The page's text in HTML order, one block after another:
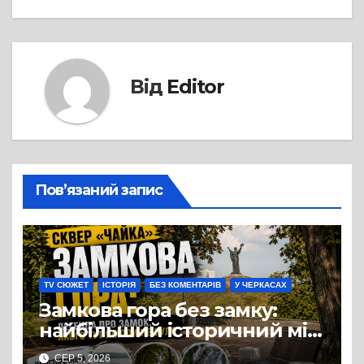
Від Editor
Пов’язаний запис
TV СЮЖЕТ ІСТОРІЯ БЕЗ КОМЕНТАРІВ У ЧЕРКАСАХ
Замкова гора без замку:
найбільший історичний міф
Черкас
СЕР 5, 2026